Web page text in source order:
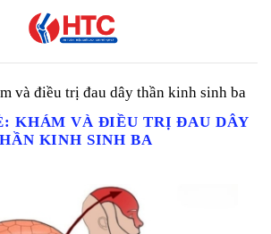
và điều trị đau dây thần kinh sinh ba
KHÁM VÀ ĐIỀU TRỊ ĐAU DÂY
KINH SINH BA